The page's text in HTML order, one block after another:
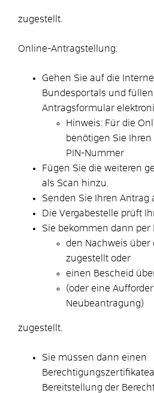
zugestellt.
Online-Antragstellung:
Gehen Sie auf die
Bundesportals und
Antragsformular
Hinweis: Für die
benötigen Sie
PIN-Nummer
Fügen Sie die weiteren
als Scan hinzu.
Senden Sie Ihren Antrag
Die Vergabestelle prüft
Sie bekommen dann per
den Nachweis über
zugestellt oder
einen Bescheid
(oder eine
Neubeantragung)
zugestellt.
Sie müssen dann einen
Bereitstellung der